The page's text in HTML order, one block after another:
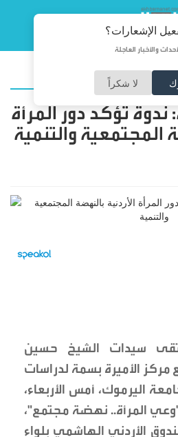
الإشعارات؟
والأخبار العاجلة
لا شكراً
ندوة تؤكد دور المرأة
المجتمعية والتنمية
سيدات الشيخ حسين
مركز الأميرة بسمة لدراسات
اليرموك، أمس الأربعاء،
"وعي المرأة.. نهضة مجتمع"،
الأردني الهاشمي بلواء